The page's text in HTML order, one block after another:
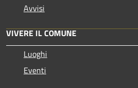
Avvisi
VIVERE IL COMUNE
Luoghi
Eventi